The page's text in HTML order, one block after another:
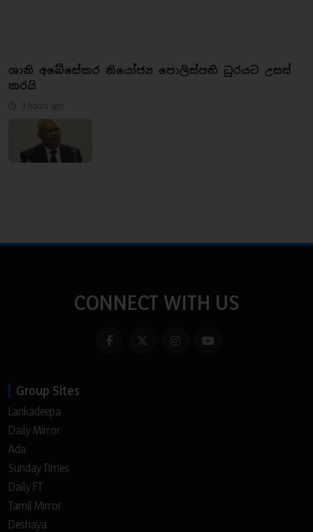
ශානි අබේසේකර නියෝජ්‍ය පොලිස්පති ධුරයට උසස්
කරයි
3 hours ago
CONNECT WITH US
Group Sites
Lankadeepa
Daily Mirror
Ada
Sunday Times
Daily FT
Tamil Mirror
Deshaya